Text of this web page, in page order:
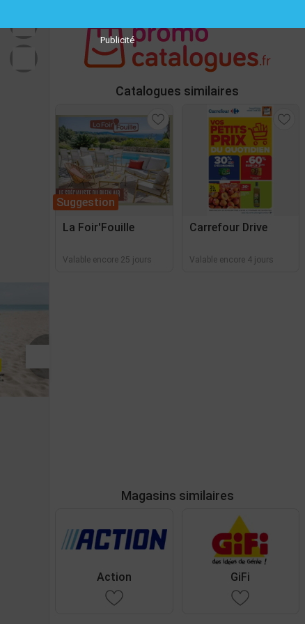
Publicité
Catalogues similaires
Suggestion
La Foir'Fouille
Valable encore 25 jours
Carrefour Drive
Valable encore 4 jours
Magasins similaires
Action GiFi